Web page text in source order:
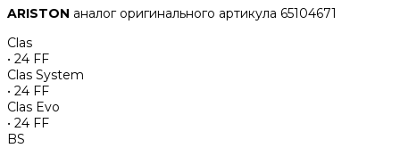
ARISTON аналог оригинального артикула 65104671
Clas
• 24 FF
Clas System
• 24 FF
Clas Evo
• 24 FF
BS